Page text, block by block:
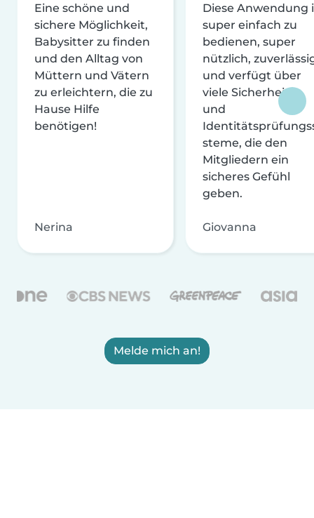
Eine schöne und
sichere Möglichkeit,
Babysitter zu finden
und den Alltag von
Müttern und Vätern
zu erleichtern, die zu
Hause Hilfe
benötigen!
Nerina
Diese Anwendung
super einfach zu
bedienen, super
nützlich,
und verfügt über
viele Sicherheits-
und
steme, die den
Mitgliedern ein
sicheres Gefühl
geben.
Giovanna
Melde mich an!